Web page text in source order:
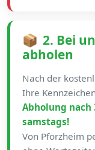
📦 2. Bei
abholen
Nach der
Ihre
Abholung nach
samstags!
Von Pforzheim